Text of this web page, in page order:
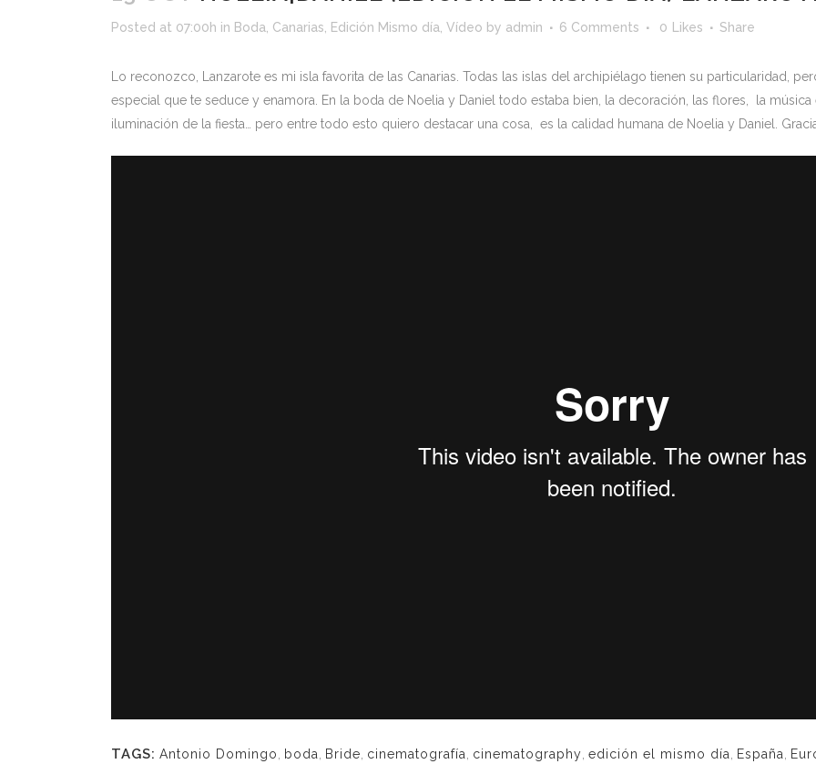
Posted at 07:00h in Boda Canarias Edición Mismo día Vídeo by admin 6 Comments 0 Likes Share
Lo reconozco, Lanzarote es mi isla favorita de las Canarias. Todas las islas del archipiélago tienen su particularidad,
especial que te seduce y enamora. En la boda de Noelia y Daniel todo estaba bien, la decoración, las flores, la
iluminación de la fiesta… pero entre todo esto quiero destacar una cosa, es la calidad humana de Noelia y Daniel.
TAGS: Antonio Domingo, boda, Bride, cinematografía, cinematography, edición el mismo día, España,